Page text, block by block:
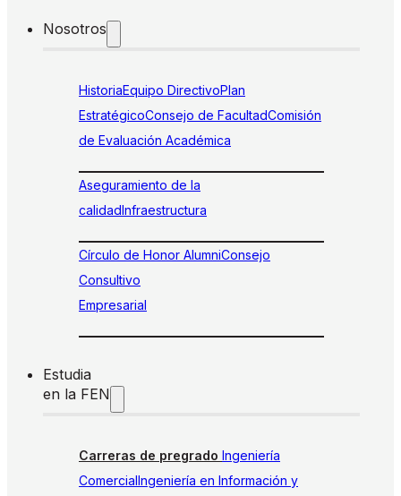
Nosotros
HistoriaEquipo DirectivoPlan
EstratégicoConsejo de FacultadComisión
de Evaluación Académica
Aseguramiento de la
calidadInfraestructura
Círculo de Honor AlumniConsejo
Consultivo
Empresarial
Estudia
en la FEN
Carreras de pregrado Ingeniería
ComercialIngeniería en Información y